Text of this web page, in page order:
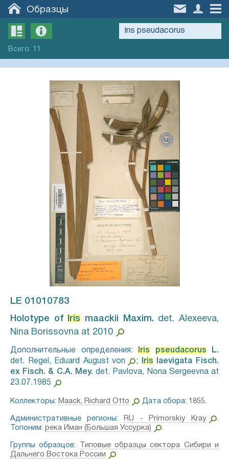
Образцы
Всего: 11
LE 01010783
Holotype of Iris maackii Maxim.⁣ det. Alexeeva,
Nina Borissovna at 2010
Дополнительные определения: Iris pseudacorus L.⁣
det. Regel, Eduard August von
; Iris laevigata Fisch.
ex Fisch. & C.A. Mey.⁣ det. Pavlova, Nona Sergeevna at
23.07.1985
Коллекторы: Maack, Richard Otto Дата сбора: 1855.
Административные регионы: RU - Primorskiy Kray
.
Топоним: река Иман (Большая Уссурка) .
Группы образцов:
Типовые образцы сектора Сибири и
Дальнего Востока России